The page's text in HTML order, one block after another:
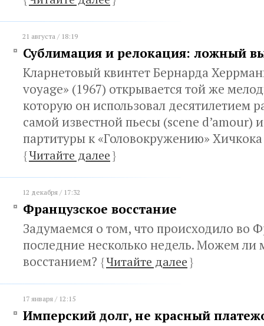
21 августа / 18:19
Сублимация и релокация: ложный
Кларнетовый квинтет Бернарда
voyage» (1967) открывается той же
которую он использовал десятилетием
самой известной пьесы (scene d’amour)
партитуры к «Головокружению» Хичкока
{Читайте далее}
12 декабря / 17:32
Французское восстание
Задумаемся о том, что происходило во
последние несколько недель. Можем ли
восстанием? {Читайте далее}
17 января / 12:15
Имперский долг, не красный